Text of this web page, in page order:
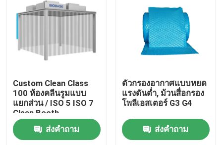
บ้าน
Custom Clean Class
100 ห้องคลีนรูมแบบ
แยกส่วน / ISO 5 ISO 7
Clean Booth
ส่งคำถาม
ตัวกรองอากาศแบบหยด
แรงดันต่ำ, ม้วนสื่อกรอง
โพลีเอสเตอร์ G3 G4
ส่งคำถาม